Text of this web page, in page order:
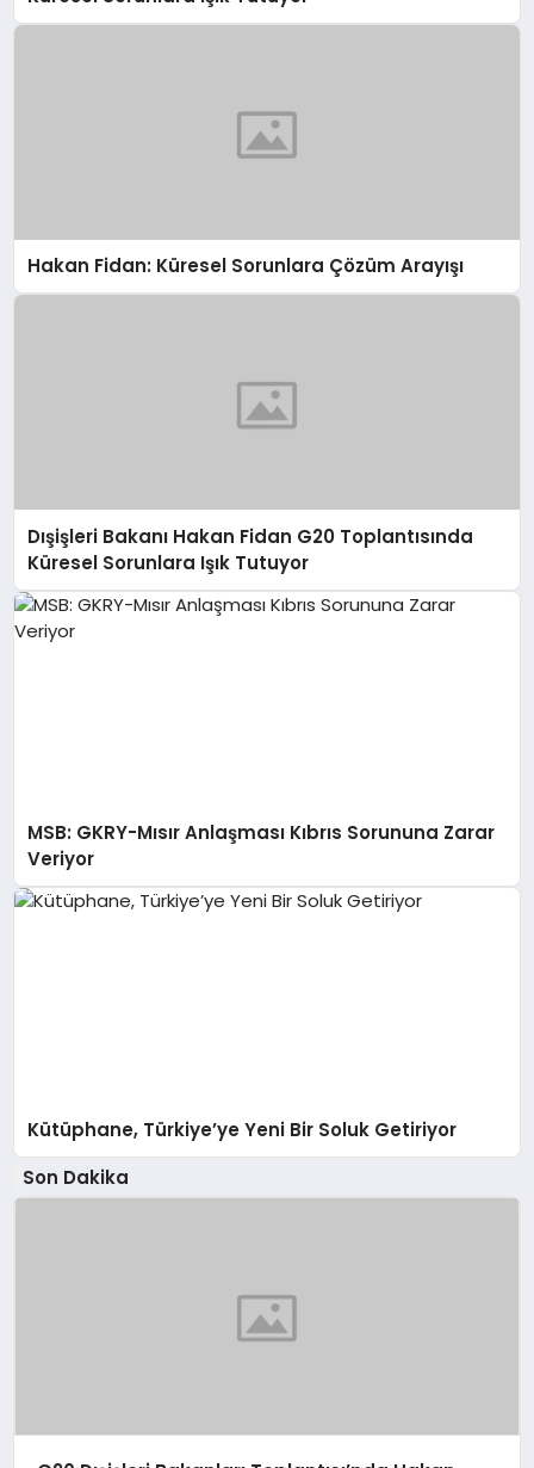
Hakan Fidan: Küresel Sorunlara Çözüm Arayışı
Dışişleri Bakanı Hakan Fidan G20 Toplantısında
Küresel Sorunlara Işık Tutuyor
MSB: GKRY-Mısır Anlaşması Kıbrıs Sorununa Zarar
Veriyor
Kütüphane, Türkiye’ye Yeni Bir Soluk Getiriyor
Son Dakika